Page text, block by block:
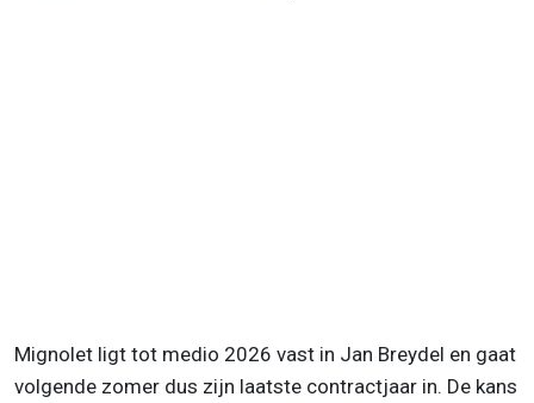
Mignolet ligt tot medio 2026 vast in Jan Breydel en gaat
volgende zomer dus zijn laatste contractjaar in. De kans